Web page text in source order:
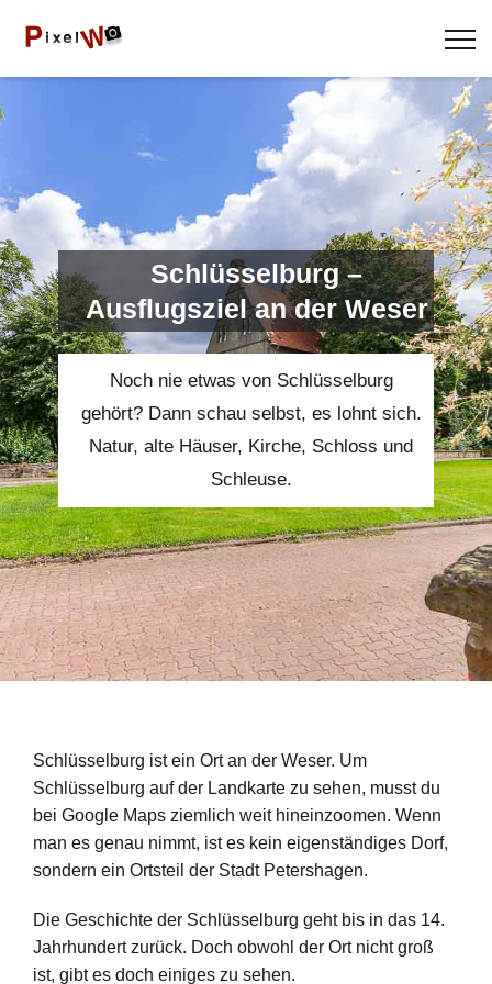
Schlüsselburg –
Ausflugsziel an der Weser
Noch nie etwas von Schlüsselburg
gehört? Dann schau selbst, es lohnt sich.
Natur, alte Häuser, Kirche, Schloss und
Schleuse.
Schlüsselburg ist ein Ort an der Weser. Um
Schlüsselburg auf der Landkarte zu sehen, musst du
bei Google Maps ziemlich weit hineinzoomen. Wenn
man es genau nimmt, ist es kein eigenständiges Dorf,
sondern ein Ortsteil der Stadt Petershagen.
Die Geschichte der Schlüsselburg geht bis in das 14.
Jahrhundert zurück. Doch obwohl der Ort nicht groß
ist, gibt es doch einiges zu sehen.